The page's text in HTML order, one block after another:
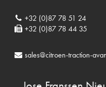
+32 (0)87 78 51 24
+32 (0)87 78 44 35
sales@citroen-traction-